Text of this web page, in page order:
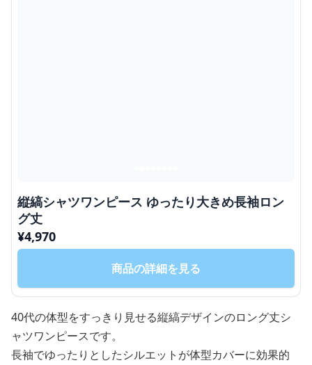
縦縞シャツワンピース ゆったり大きめ長袖ロン
グ丈
¥4,970
商品の詳細を見る
40代の体型をすっきり見せる縦縞デザインのロング丈シ
ャツワンピースです。
長袖でゆったりとしたシルエットが体型カバーに効果的